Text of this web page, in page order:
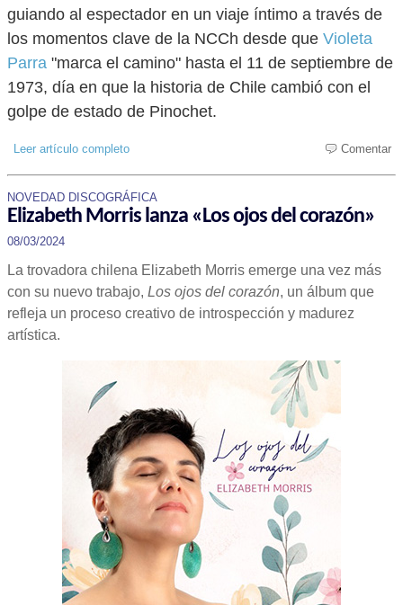
guiando al espectador en un viaje íntimo a través de
los momentos clave de la NCCh desde que Violeta
Parra "marca el camino" hasta el 11 de septiembre de
1973, día en que la historia de Chile cambió con el
golpe de estado de Pinochet.
Leer artículo completo Comentar
NOVEDAD DISCOGRÁFICA
Elizabeth Morris lanza «Los ojos del corazón»
08/03/2024
La trovadora chilena Elizabeth Morris emerge una vez más
con su nuevo trabajo, Los ojos del corazón, un álbum que
refleja un proceso creativo de introspección y madurez
artística.